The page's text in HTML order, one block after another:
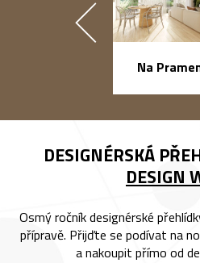
Na
DESIGNÉRSKÁ
DESIGN
Osmý ročník designérské
přípravě. Přijďte se podívat na
a nakoupit přímo od